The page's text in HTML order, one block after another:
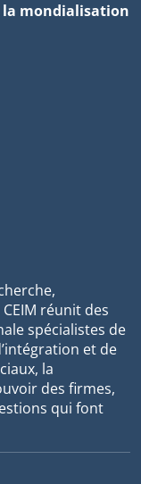
la mondialisation
réunit des
spécialistes de
et de
la
des firmes,
qui font